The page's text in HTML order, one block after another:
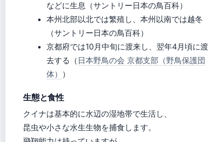
などに生息（サントリー日本の鳥百科）
本州北部以北では繁殖し、本州以南では越冬
（サントリー日本の鳥百科）
京都府では10月中旬に渡来し、翌年4月頃に渡
去する（ 日本野鳥の会 京都支部（野鳥保護団
体） ）
生態と食性
クイナは基本的に水辺の湿地帯で生活し、
昆虫や小さな水生生物を捕食します。